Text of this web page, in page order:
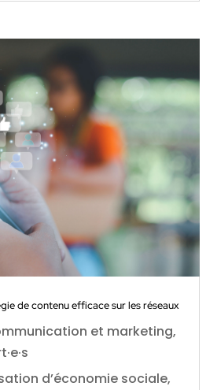
de contenu efficace sur les réseaux
et marketing,
d’économie sociale,